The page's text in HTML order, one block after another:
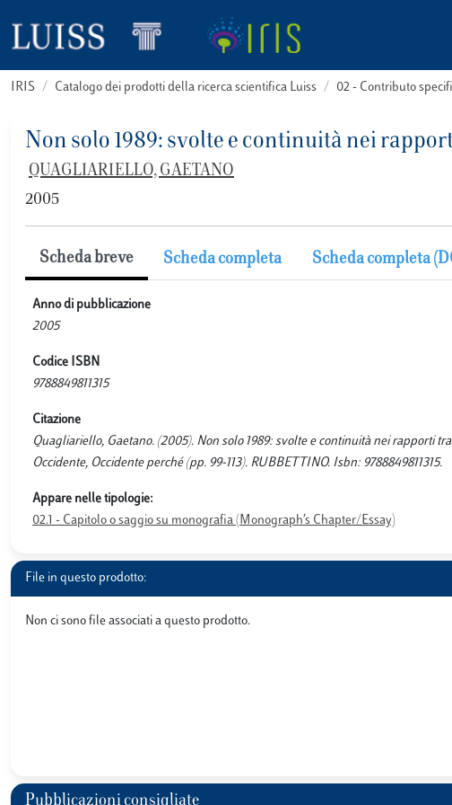
IRIS Catalogo dei prodotti della ricerca scientifica Luiss 02 - Contributo
Non solo 1989: svolte e continuità nei
QUAGLIARIELLO, GAETANO
2005
Scheda breve Scheda completa Scheda completa
Anno di pubblicazione
2005
Codice ISBN
9788849811315
Citazione
Quagliariello, Gaetano. (2005). Non solo 1989: svolte e continuità nei rapporti
Occidente, Occidente perché (pp. 99-113). RUBBETTINO. Isbn: 9788849811315.
Appare nelle tipologie:
02.1 - Capitolo o saggio su monografia (Monograph’s Chapter/Essay)
File in questo prodotto:
Non ci sono file associati a questo prodotto.
Pubblicazioni consigliate